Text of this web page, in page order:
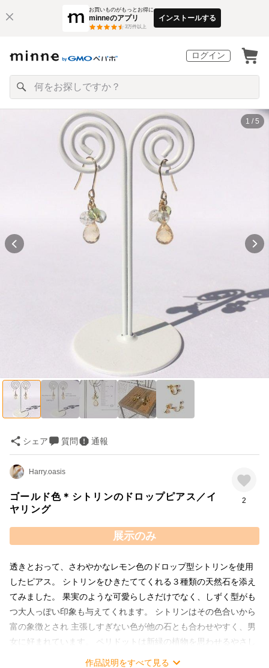
お買いものがもっとお得に
minneのアプリ
3万件以上
インストールする
ログイン
1 / 5
シェア 質問 通報
Harry.oasis
ゴールド色＊シトリンのドロップピアス／イ
ヤリング
2
展示のみ
透きとおって、さわやかなレモン色のドロップ型シトリンを使用
したピアス。 シトリンをひきたててくれる３種類の天然石を添え
てみました。 果実のような可愛らしさだけでなく、しずく型がも
つ大人っぽい印象も与えてくれます。 シトリンはその色合いから
富の象徴とされ 主張しすぎない色が他の石とも合わせやすく、男
女に好まれています。 ペリドットは新緑の植物を思わせるやさし
いグリーン。 グリーンフローライトはペリドットよりも淡いグリ
作品説明をすべて見る